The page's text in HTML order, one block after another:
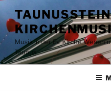
Inhalt
springen
Musik in der Ev. Kirche Wehen
Taunus